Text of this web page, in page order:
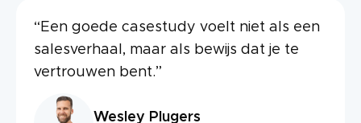
“Een goede casestudy voelt niet als een
salesverhaal, maar als bewijs dat je te
vertrouwen bent.”
Wesley Plugers